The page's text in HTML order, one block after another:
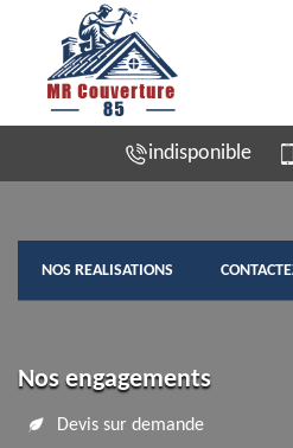
indisponible
NOS REALISATIONS
Nos engagements
Devis sur demande